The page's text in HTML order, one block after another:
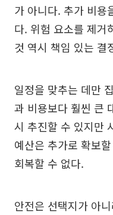
가 아니다. 추가 비용
다. 위험 요소를 제거
것 역시 책임 있는 결
일정을 맞추는 데만
과 비용보다 훨씬 큰
시 추진할 수 있지만
예산은 추가로 확보
회복할 수 없다.
안전은 선택지가 아